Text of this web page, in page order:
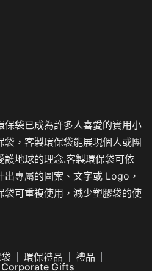
保袋已成為許多人喜愛的實用小
，客製環保袋能展現個人或團
地球的理念.客製環保袋可依
專屬的圖案、文字或 Logo，
袋可重複使用，減少塑膠袋的使
環保禮品
禮品
Corporate Gifts